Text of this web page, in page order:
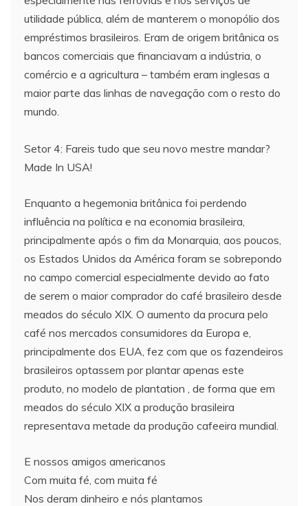
utilidade pública, além de manterem o monopólio dos
empréstimos brasileiros. Eram de origem britânica os
bancos comerciais que financiavam a indústria, o
comércio e a agricultura – também eram inglesas a
maior parte das linhas de navegação com o resto do
mundo.
Setor 4: Fareis tudo que seu novo mestre mandar?
Made In USA!
Enquanto a hegemonia britânica foi perdendo
influência na política e na economia brasileira,
principalmente após o fim da Monarquia, aos poucos,
os Estados Unidos da América foram se sobrepondo
no campo comercial especialmente devido ao fato
de serem o maior comprador do café brasileiro desde
meados do século XIX. O aumento da procura pelo
café nos mercados consumidores da Europa e,
principalmente dos EUA, fez com que os fazendeiros
brasileiros optassem por plantar apenas este
produto, no modelo de plantation , de forma que em
meados do século XIX a produção brasileira
representava metade da produção cafeeira mundial.
E nossos amigos americanos
Com muita fé, com muita fé
Nos deram dinheiro e nós plantamos